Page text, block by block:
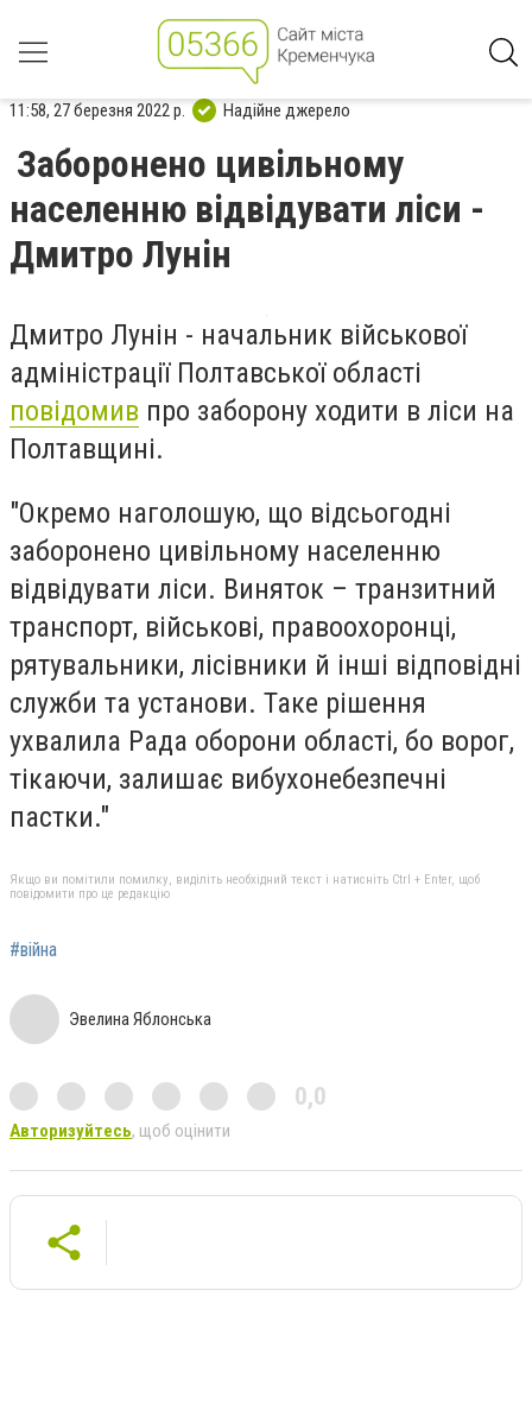
11:58, 27 березня 2022 р. Надійне джерело
Заборонено цивільному
населенню відвідувати ліси -
Дмитро Лунін
Дмитро Лунін - начальник військової
адміністрації Полтавської області
повідомив про заборону ходити в ліси на
Полтавщині.
"Окремо наголошую, що відсьогодні
заборонено цивільному населенню
відвідувати ліси. Виняток – транзитний
транспорт, військові, правоохоронці,
рятувальники, лісівники й інші відповідні
служби та установи. Таке рішення
ухвалила Рада оборони області, бо ворог,
тікаючи, залишає вибухонебезпечні
пастки."
Якщо ви помітили помилку, виділіть необхідний текст і натисніть Ctrl + Enter, щоб
повідомити про це редакцію
#війна
Эвелина Яблонська
0,0
Авторизуйтесь, щоб оцінити